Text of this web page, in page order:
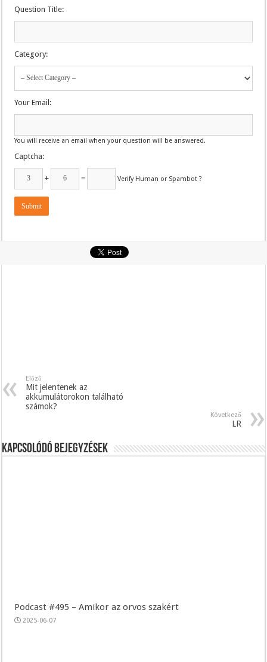
Question Title:
Category:
Your Email:
You will receive an email when your question will be answered.
Captcha:
+ = Verify Human or Spambot ?
Előző
Mit jelentenek az
akkumulátorokon található
számok?
Következő
LR
Kapcsolódó bejegyzések
Podcast #495 – Amikor az orvos szakért
2025-06-07